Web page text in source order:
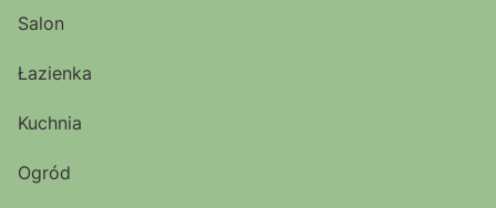
Salon
Łazienka
Kuchnia
Ogród